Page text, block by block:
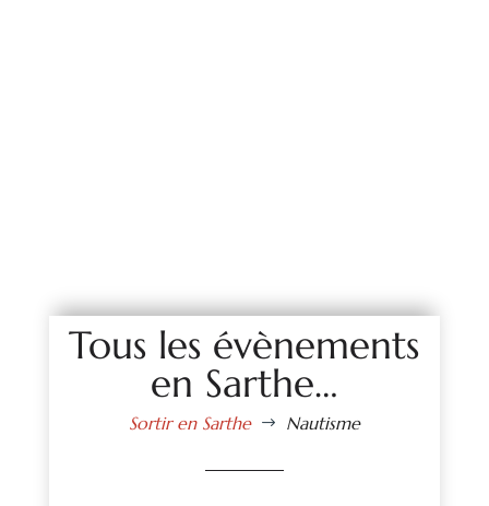
Tous les évènements
en Sarthe…
Sortir en Sarthe $ Nautisme